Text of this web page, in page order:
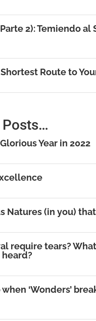
2): Temiendo al
Route to
Year in 2022
Natures (in you)
require tears?
‘Wonders’